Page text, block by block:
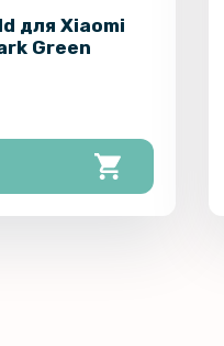
для Xiaomi
Green